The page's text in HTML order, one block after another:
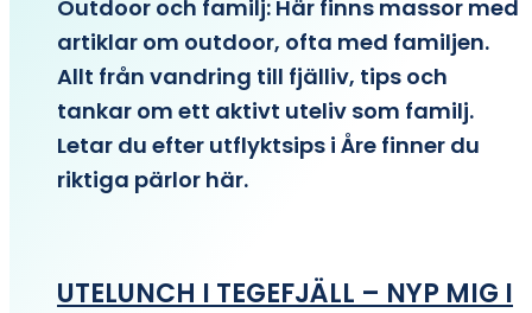
Outdoor och familj: Här finns massor med
artiklar om outdoor, ofta med familjen.
Allt från vandring till fjälliv, tips och
tankar om ett aktivt uteliv som familj.
Letar du efter utflyktsips i Åre finner du
riktiga pärlor här.
UTELUNCH I TEGEFJÄLL – NYP MIG I